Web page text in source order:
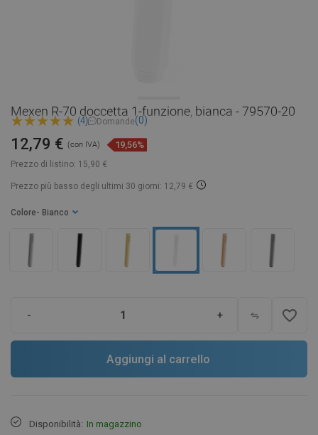
Mexen R-70 doccetta 1-funzione, bianca - 79570-20
(4) Domande(0)
Prezzo di listino: 15,90 €
12,79 € (con IVA) 19,56%
Prezzo più basso degli ultimi 30 giorni: 12,79 €
Colore - Bianco
- + favorite_border
Aggiungi al carrello
Disponibilità: In magazzino